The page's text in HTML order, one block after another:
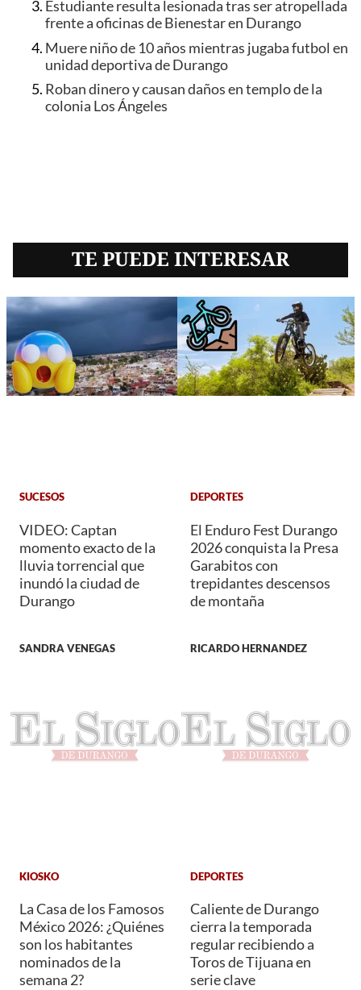
Estudiante resulta lesionada tras ser atropellada
frente a oficinas de Bienestar en Durango
Muere niño de 10 años mientras jugaba futbol en
unidad deportiva de Durango
Roban dinero y causan daños en templo de la
colonia Los Ángeles
TE PUEDE INTERESAR
SUCESOS
VIDEO: Captan
momento exacto de la
lluvia torrencial que
inundó la ciudad de
Durango
SANDRA VENEGAS
DEPORTES
El Enduro Fest Durango
2026 conquista la Presa
Garabitos con
trepidantes descensos
de montaña
RICARDO HERNANDEZ
KIOSKO
La Casa de los Famosos
México 2026: ¿Quiénes
son los habitantes
nominados de la
semana 2?
DEPORTES
Caliente de Durango
cierra la temporada
regular recibiendo a
Toros de Tijuana en
serie clave